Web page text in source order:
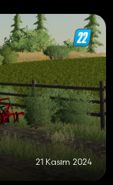
21 Kasım 2024